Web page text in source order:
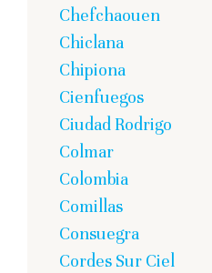
Chefchaouen
Chiclana
Chipiona
Cienfuegos
Ciudad Rodrigo
Colmar
Colombia
Comillas
Consuegra
Cordes Sur Ciel